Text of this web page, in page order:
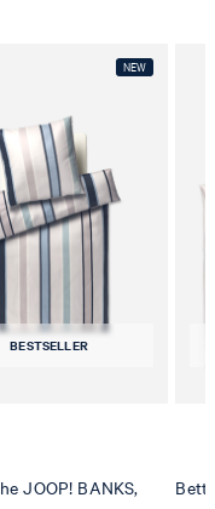
BESTSELLER
JOOP! BANKS,